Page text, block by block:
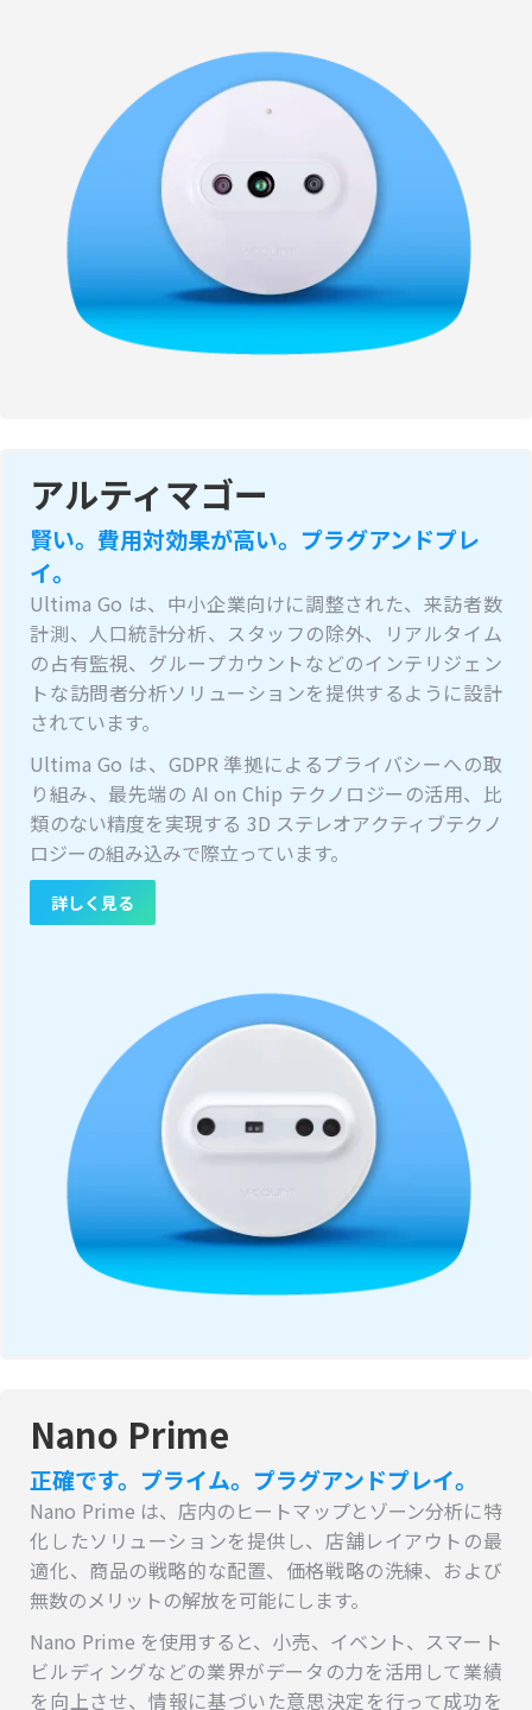
アルティマゴー
賢い。費用対効果が高い。プラグアンドプレ
イ。
Ultima Go は、中小企業向けに調整された、来訪者数
計測、人口統計分析、スタッフの除外、リアルタイム
の占有監視、グループカウントなどのインテリジェン
トな訪問者分析ソリューションを提供するように設計
されています。
Ultima Go は、GDPR 準拠によるプライバシーへの取
り組み、最先端の AI on Chip テクノロジーの活用、比
類のない精度を実現する 3D ステレオアクティブテクノ
ロジーの組み込みで際立っています。
詳しく見る
Nano Prime
正確です。プライム。プラグアンドプレイ。
Nano Prime は、店内のヒートマップとゾーン分析に特
化したソリューションを提供し、店舗レイアウトの最
適化、商品の戦略的な配置、価格戦略の洗練、および
無数のメリットの解放を可能にします。
Nano Prime を使用すると、小売、イベント、スマート
ビルディングなどの業界がデータの力を活用して業績
を向上させ、情報に基づいた意思決定を行って成功を